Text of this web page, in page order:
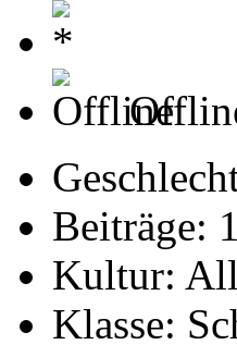
Beiträge:
Kultur:
Klasse: